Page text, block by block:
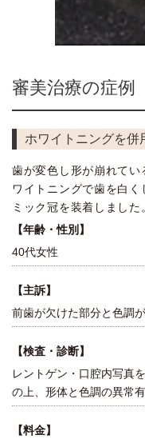
審美治療の症例
ホワイトニングを併
歯が変色し形が崩れて
ワイトニングで歯を白
ミック冠を装着しました
【年齢・性別】
40代女性
【主訴】
前歯が欠けた部分と色調が
【検査・診断】
レントゲン・口腔内写真
の上、形体と色調の異常
【料金】